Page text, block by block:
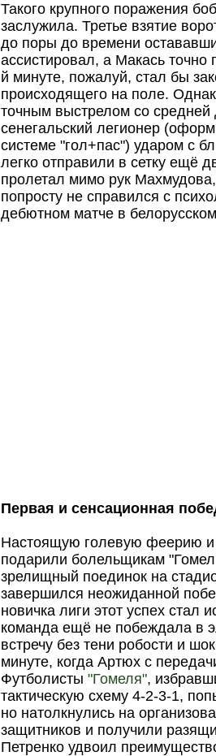
Такого крупного поражения
заслужила. Третье взятие
до поры до времени
ассистировал, а Макась
й минуте, пожалуй, стал бы
происходящего на поле.
точным выстрелом со средней
сенегальский легионер
системе "гол+пас") ударом с
легко отправили в сетку ещё
пролетал мимо рук
попросту не справился с
дебютном матче в
Первая и сенсационная
Настоящую голевую феерию и
подарили болельщикам
зрелищный поединок на
завершился неожиданной
новичка лиги этот успех стал
команда ещё не побеждала в
встречу без тени робости и
минуте, когда Артюх с
Футболисты"Гомеля",
тактическую схему 4-2-3-1,
но натолкнулись на
защитников и получили
Петренко удвоил